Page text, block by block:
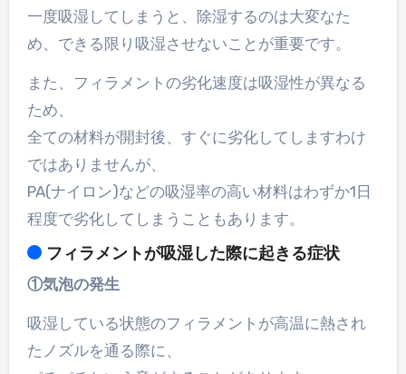
一度吸湿してしまうと、除湿するのは大変なた
め、できる限り吸湿させないことが重要です。
また、フィラメントの劣化速度は吸湿性が異なる
ため、
全ての材料が開封後、すぐに劣化してしますわけ
ではありませんが、
PA(ナイロン)などの吸湿率の高い材料はわずか1日
程度で劣化してしまうこともあります。
フィラメントが吸湿した際に起きる症状
①気泡の発生
吸湿している状態のフィラメントが高温に熱され
たノズルを通る際に、